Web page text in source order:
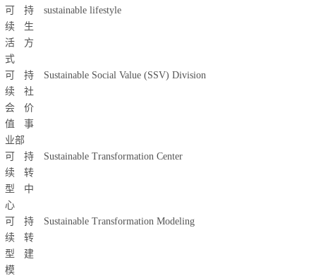
可持
续生
活方
式
sustainable lifestyle
可持
续社
会价
值事
业部
Sustainable Social Value (SSV) Division
可持
续转
型中
心
Sustainable Transformation Center
可持
续转
型建
模
Sustainable Transformation Modeling